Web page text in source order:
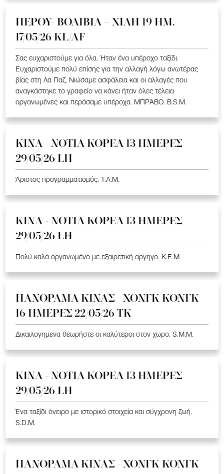
ΠΕΡΟΥ- ΒΟΛΙΒΙΑ – ΧΙΛΗ 19 HM.
17/05/26 KL/AF
Σας ευχαριστούμε για όλα. Ήταν ένα υπέροχο ταξίδι.
Ευχαριστούμε πολύ επίσης για την αλλαγή λόγω ανωτέρας
βίας στη Λα Παζ. Νιώσαμε ασφάλεια και οι αλλαγές που
αναγκάστηκε το γραφείο να κάνει ήταν όλες τέλεια
οργανωμένες και περάσαμε υπέροχα. ΜΠΡΆΒΟ. B.S.M.
ΚΙΝΑ - ΝΟΤΙΑ ΚΟΡΕΑ 13 ΗΜΕΡΕΣ
29/05/26 LH
Άριστος προγραμματισμός. T.A.M.
ΚΙΝΑ - ΝΟΤΙΑ ΚΟΡΕΑ 13 ΗΜΕΡΕΣ
29/05/26 LH
Πολύ καλά οργανωμένο με εξαιρετική αργηγο. K.E.M.
ΠΑΝΟΡΑΜΑ ΚΙΝΑΣ - ΧΟΝΓΚ ΚΟΝΓΚ
16 ΗΜΕΡΕΣ 22/05/26 TK
Δικαιλογημενα θεωρήστε οι καλύτεροι στον χωρο. S.M.M.
ΚΙΝΑ - ΝΟΤΙΑ ΚΟΡΕΑ 13 ΗΜΕΡΕΣ
29/05/26 LH
Ένα ταξίδι όνειρο με ιστορικό στοιχεία και σύγχρονη ζωή.
S.D.M.
ΠΑΝΟΡΑΜΑ ΚΙΝΑΣ - ΧΟΝΓΚ ΚΟΝΓΚ